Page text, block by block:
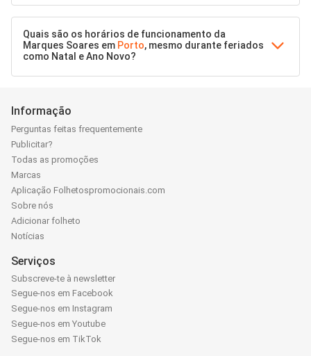
Quais são os horários de funcionamento da
Marques Soares em Porto, mesmo durante feriados
como Natal e Ano Novo?
Informação
Perguntas feitas frequentemente
Publicitar?
Todas as promoções
Marcas
Aplicação Folhetospromocionais.com
Sobre nós
Adicionar folheto
Notícias
Serviços
Subscreve-te à newsletter
Segue-nos em Facebook
Segue-nos em Instagram
Segue-nos em Youtube
Segue-nos em TikTok